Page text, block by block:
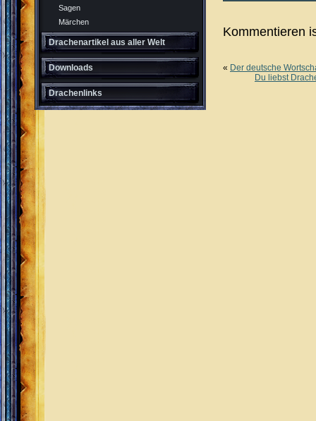
Sagen
Märchen
Drachenartikel aus aller Welt
Downloads
Drachenlinks
Kommentieren
« Der deutsche
Du liebst